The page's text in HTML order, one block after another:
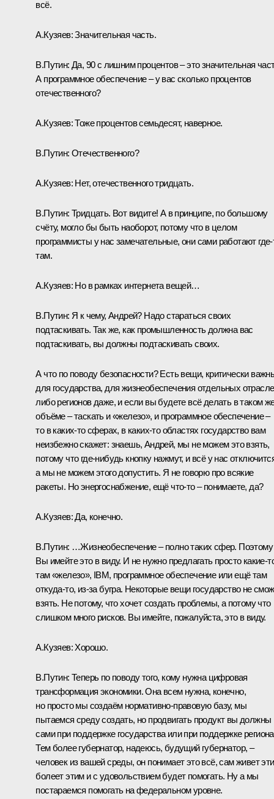
всё.
А.Кузяев:Значительная часть.
В.Путин: Да, 90 с лишним процентов – это значительная
А программное обеспечение – у вас сколько процентов
отечественного?
А.Кузяев:Тоже процентов семьдесят, наверное.
В.Путин: Отечественного?
А.Кузяев: Нет, отечественного тридцать.
В.Путин: Тридцать. Вот видите! А в принципе, по большому
счёту, могло бы быть наоборот, потому что в целом
программисты у нас замечательные, они сами работают
там.
А.Кузяев: Но в рамках интернета вещей…
В.Путин: Я к чему, Андрей? Надо стараться своих
подтаскивать. Так же, как промышленность должна вас
подтаскивать, вы должны подтаскивать своих.
А что по поводу безопасности? Есть вещи, критически
для государства, для жизнеобеспечения отдельных
либо регионов даже, и если вы будете всё делать в таком
объёме – таскать и «железо», и программное обеспечение –
то в каких‑то сферах, в каких‑то областях государство вам
неизбежно скажет: знаешь, Андрей, мы не можем это взять,
потому что где‑нибудь кнопку нажмут, и всё у нас
а мы не можем этого допустить. Я не говорю про всякие
ракеты. Но энергоснабжение, ещё что‑то – понимаете, да?
А.Кузяев:Да, конечно.
В.Путин: …Жизнеобеспечение – полно таких сфер. Поэтому
Вы имейте это в виду. И не нужно предлагать просто
там «железо», IBM, программное обеспечение или ещё там
откуда‑то, из‑за бугра. Некоторые вещи государство не
взять. Не потому, что хочет создать проблемы, а потому что
слишком много рисков. Вы имейте, пожалуйста, это в виду.
А.Кузяев: Хорошо.
В.Путин: Теперь по поводу того, кому нужна цифровая
трансформация экономики. Она всем нужна, конечно,
но просто мы создаём нормативно-правовую базу, мы
пытаемся среду создать, но продвигать продукт вы должны
сами при поддержке государства или при поддержке
Тем более губернатор, надеюсь, будущий губернатор, –
человек из вашей среды, он понимает это всё, сам живет
болеет этим и с удовольствием будет помогать. Ну а мы
постараемся помогать на федеральном уровне.